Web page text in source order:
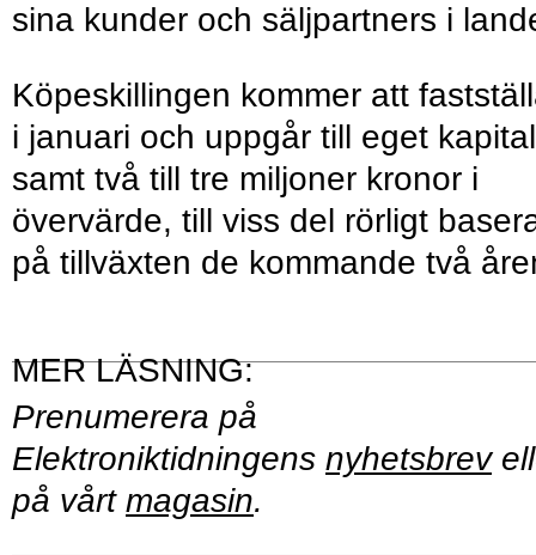
sina kunder och säljpartners i
Köpeskillingen kommer att
i januari och uppgår till eget kapital
samt två till tre miljoner kronor i
övervärde, till viss del rörligt
på tillväxten de kommande två
Prenumerera på
Elektroniktidningens nyhetsbrev
på vårt magasin.